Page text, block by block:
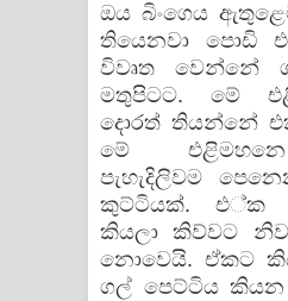
ඔය බිංගෙය
තියෙනවා පොඩි
විවෘත වෙන්නේ
මතුපිටට. මේ
දොරත් තියන්නේ
මේ
පැහැදිලිවම
කුට්ටියක්. එ්ක
කියලා කිව්වට
නොවෙයි. ඒකට
ගල් පෙට්ටිය